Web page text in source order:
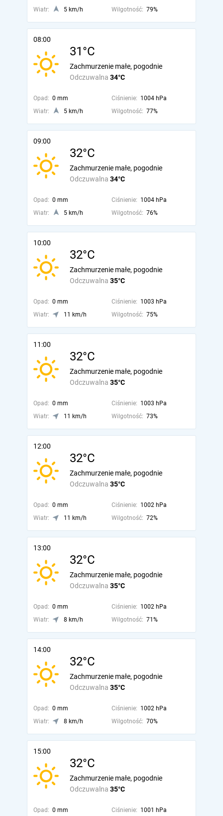
Wiatr: 5 km/h Wilgotność: 79%
08:00
31°C
Odczuwalna 34°C
Zachmurzenie małe, pogodnie
Opad: 0 mm Ciśnienie: 1004 hPa
Wiatr:
5 km/h Wilgotność: 77%
09:00
32°C
Odczuwalna 34°C
Zachmurzenie małe, pogodnie
Opad: 0 mm Ciśnienie: 1004 hPa
Wiatr:
5 km/h Wilgotność: 76%
10:00
32°C
Odczuwalna 35°C
Zachmurzenie małe, pogodnie
Opad: 0 mm Ciśnienie: 1003 hPa
Wiatr:
11 km/h Wilgotność: 75%
11:00
32°C
Odczuwalna 35°C
Zachmurzenie małe, pogodnie
Opad: 0 mm Ciśnienie: 1003 hPa
Wiatr:
11 km/h Wilgotność: 73%
12:00
32°C
Odczuwalna 35°C
Zachmurzenie małe, pogodnie
Opad: 0 mm Ciśnienie: 1002 hPa
Wiatr:
11 km/h Wilgotność: 72%
13:00
32°C
Odczuwalna 35°C
Zachmurzenie małe, pogodnie
Opad: 0 mm Ciśnienie: 1002 hPa
Wiatr:
8 km/h Wilgotność: 71%
14:00
32°C
Odczuwalna 35°C
Zachmurzenie małe, pogodnie
Opad: 0 mm Ciśnienie: 1002 hPa
Wiatr:
8 km/h Wilgotność: 70%
15:00
32°C
Odczuwalna 35°C
Zachmurzenie małe, pogodnie
Opad: 0 mm Ciśnienie: 1001 hPa